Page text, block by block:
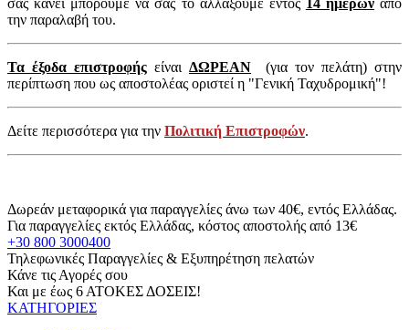
σας κάνει μπορούμε να σας το αλλάξουμε εντός 14 ημερώναπό
την παραλαβή του.
Τα έξοδα επιστροφής είναι ΔΩΡΕΑΝ (για τον πελάτη) στην
περίπτωση που ως αποστολέας οριστεί η "Γενική Ταχυδρομική"!
Δείτε περισσότερα για την Πολιτική Επιστροφών.
Δωρεάν μεταφορικά για παραγγελίες άνω των 40€, εντός Ελλάδας.
Για παραγγελίες εκτός Ελλάδας, κόστος αποστολής από 13€
+30 800 3000400
Τηλεφωνικές Παραγγελίες & Εξυπηρέτηση πελατών
Κάνε τις Αγορές σου
Και με έως 6 ΑΤΟΚΕΣ ΔΟΣΕΙΣ!
ΚΑΤΗΓΟΡΙΕΣ